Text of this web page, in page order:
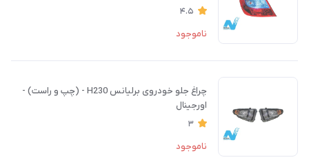
4.5
ناموجود
چراغ جلو خودروی برلیانس H230 - (چپ و راست) -
اورجینال
3
ناموجود